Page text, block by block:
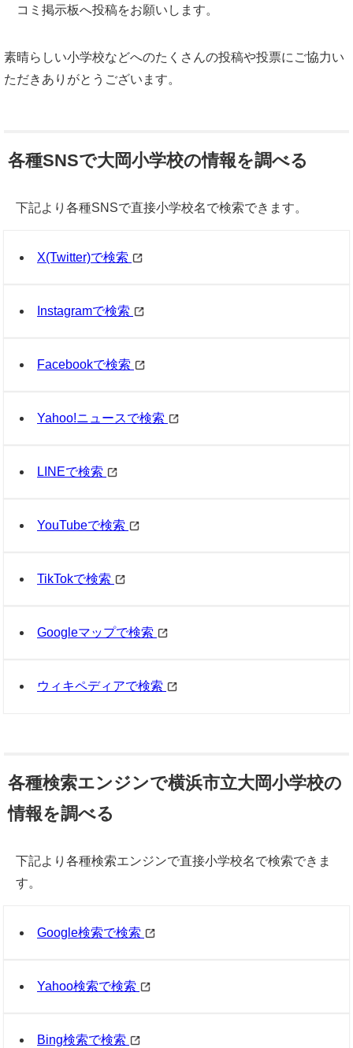
コミ掲示板へ投稿をお願いします。
素晴らしい小学校などへのたくさんの投稿や投票にご協力い
ただきありがとうございます。
各種SNSで大岡小学校の情報を調べる
下記より各種SNSで直接小学校名で検索できます。
X(Twitter)で検索
Instagramで検索
Facebookで検索
Yahoo!ニュースで検索
LINEで検索
YouTubeで検索
TikTokで検索
Googleマップで検索
ウィキペディアで検索
各種検索エンジンで横浜市立大岡小学校の
情報を調べる
下記より各種検索エンジンで直接小学校名で検索できま
す。
Google検索で検索
Yahoo検索で検索
Bing検索で検索